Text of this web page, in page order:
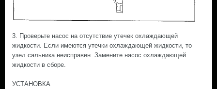
3. Проверьте насос на отсутствие утечек охлаждающей
жидкости. Если имеются утечки охлаждающей жидкости, то
узел сальника неисправен. Замените насос охлаждающей
жидкости в сборе.
УСТАНОВКА